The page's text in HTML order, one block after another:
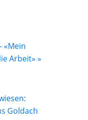
«Mein
Arbeit» »
Goldach